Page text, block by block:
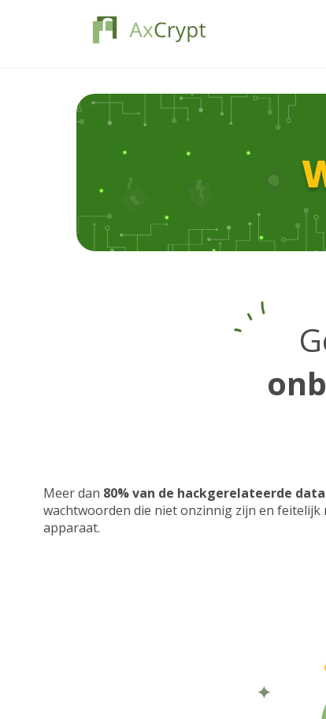
Meer dan 80% van de hackgerelateerde
wachtwoorden die niet onzinnig zijn en
apparaat.